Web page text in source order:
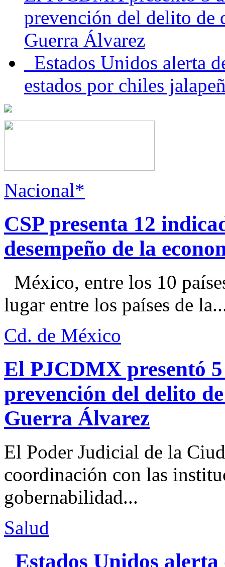
prevención del delito de
Guerra Álvarez
Estados Unidos alerta
estados por chiles
Nacional*
CSP presenta 12
desempeño de la
México, entre los 10
lugar entre los países de
Cd. de México
El PJCDMX presentó
prevención del delito
Guerra Álvarez
El Poder Judicial de la
coordinación con las
gobernabilidad...
Salud
Estados Unidos alerta